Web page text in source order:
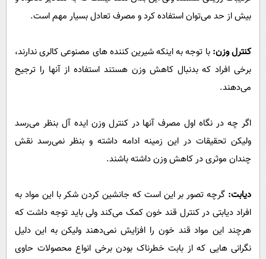
بیش از حد می‌‌توان استفاده کرد و مصرف تعادل بسیار مهم است.
کنترل وزن: با توجه به اینکه شیرین کننده های مصنوعی کالری ندارند،
برخی افراد که بدنبال کاهش وزن هستند استفاده از آنها را ترجیح
می‌‌دهند.
اگر چه در نگاه اول مصرف آنها در کنترل وزن ایده آل بنظر می‌‌رسد
ولیکن تحقیقات در این زمینه ادامه داشته و بنظر نمی‌‌رسد نقش
چندان موثری در کاهش وزن داشته باشند.
دیابت: گرچه تصور بر این است که جانشین کردن شکر با این مواد به
افراد دیابتی در کنترل قند خون کمک می‌کند ولی باید توجه داشت که
هرچند این مواد قند خون را افزایش نمی‌‌دهند ولیکن به این دلیل
نگرانی‌ هایی که از بابت خطرناک بودن برخی انواع محصولات حاوی